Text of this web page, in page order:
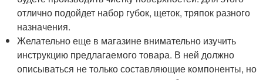
отлично подойдет набор губок, щеток, тряпок разного
назначения.
Желательно еще в магазине внимательно изучить
инструкцию предлагаемого товара. В ней должно
описываться не только составляющие компоненты, но